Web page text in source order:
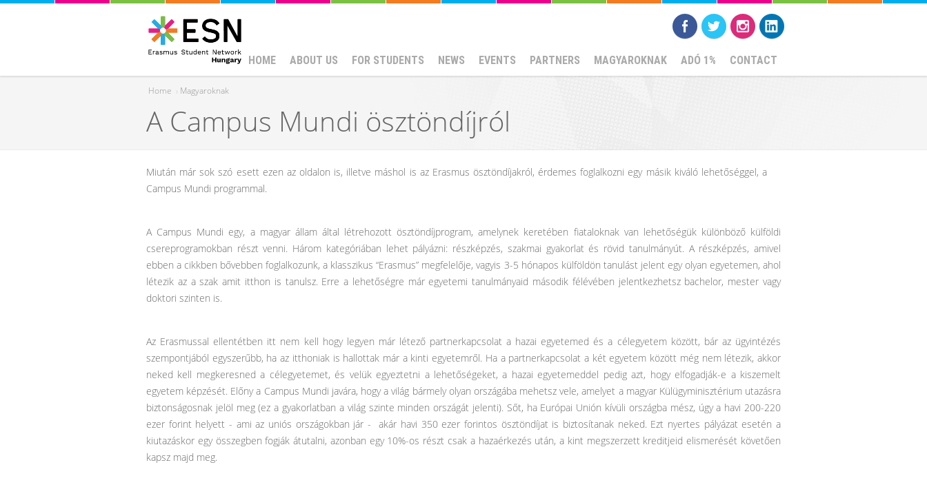
HOME ABOUT US FOR STUDENTS NEWS EVENTS PARTNERS MAGYAROKNAK ADÓ 1% CONTACT
You are here
Home › Magyaroknak
A Campus Mundi ösztöndíjról
Miután már sok szó esett ezen az oldalon is, illetve máshol is az Erasmus ösztöndíjakról, érdemes foglalkozni egy másik kiváló lehetőséggel, a
Campus Mundi programmal.
A Campus Mundi egy, a magyar állam által létrehozott ösztöndíjprogram, amelynek keretében fiataloknak van lehetőségük különböző külföldi
csereprogramokban részt venni. Három kategóriában lehet pályázni: részképzés, szakmai gyakorlat és rövid tanulmányút. A részképzés, amivel
ebben a cikkben bővebben foglalkozunk, a klasszikus “Erasmus” megfelelője, vagyis 3-5 hónapos külföldön tanulást jelent egy olyan egyetemen, ahol
létezik az a szak amit itthon is tanulsz. Erre a lehetőségre már egyetemi tanulmányaid második félévében jelentkezhetsz bachelor, mester vagy
doktori szinten is.
Az Erasmussal ellentétben itt nem kell hogy legyen már létező partnerkapcsolat a hazai egyetemed és a célegyetem között, bár az ügyintézés
szempontjából egyszerűbb, ha az itthoniak is hallottak már a kinti egyetemről. Ha a partnerkapcsolat a két egyetem között még nem létezik, akkor
neked kell megkeresned a célegyetemet, és velük egyeztetni a lehetőségeket, a hazai egyetemeddel pedig azt, hogy elfogadják-e a kiszemelt
egyetem képzését. Előny a Campus Mundi javára, hogy a világ bármely olyan országába mehetsz vele, amelyet a magyar Külügyminisztérium utazásra
biztonságosnak jelöl meg (ez a gyakorlatban a világ szinte minden országát jelenti). Sőt, ha Európai Unión kívüli országba mész, úgy a havi 200-220
ezer forint helyett - ami az uniós országokban jár - akár havi 350 ezer forintos ösztöndíjat is biztosítanak neked. Ezt nyertes pályázat esetén a
kiutazáskor egy összegben fogják átutalni, azonban egy 10%-os részt csak a hazaérkezés után, a kint megszerzett kreditjeid elismerését követően
kapsz majd meg.